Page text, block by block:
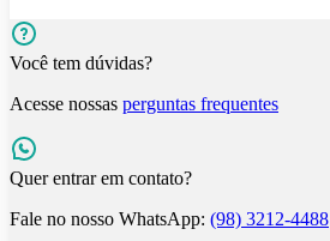
Você tem dúvidas?
Acesse nossas perguntas frequentes
Quer entrar em contato?
Fale no nosso WhatsApp: (98) 3212-4488